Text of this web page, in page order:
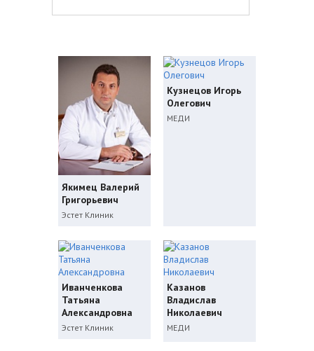
Якимец Валерий
Григорьевич
Эстет Клиник
Кузнецов Игорь
Олегович
МЕДИ
Иванченкова
Татьяна
Александровна
Эстет Клиник
Казанов
Владислав
Николаевич
МЕДИ